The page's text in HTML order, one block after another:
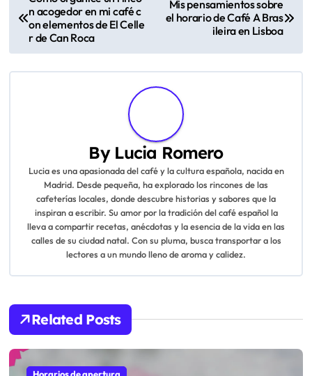
o
s
t
t
i
o
n
n acogedor en mi café c
on elementos de El Celle
r de Can Roca
Mis pensamientos sobre
el horario de Café A Bras
ileira en Lisboa
By Lucia Romero
Lucia es una apasionada del café y la cultura española, nacida en
Madrid. Desde pequeña, ha explorado los rincones de las
cafeterías locales, donde descubre historias y sabores que la
inspiran a escribir. Su amor por la tradición del café español la
lleva a compartir recetas, anécdotas y la esencia de la vida en las
calles de su ciudad natal. Con su pluma, busca transportar a los
lectores a un mundo lleno de aroma y calidez.
Related Posts
Horarios de apertura